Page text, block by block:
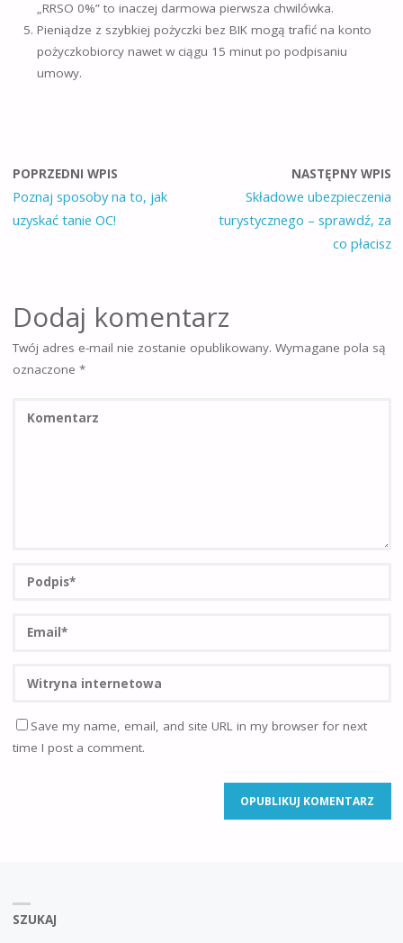
„RRSO 0%” to inaczej darmowa pierwsza chwilówka.
Pieniądze z szybkiej pożyczki bez BIK mogą trafić na konto
pożyczkobiorcy nawet w ciągu 15 minut po podpisaniu
umowy.
POPRZEDNI WPIS
Poznaj sposoby na to, jak
uzyskać tanie OC!
NASTĘPNY WPIS
Składowe ubezpieczenia
turystycznego – sprawdź, za
co płacisz
Dodaj komentarz
Twój adres e-mail nie zostanie opublikowany. Wymagane pola są
oznaczone *
Save my name, email, and site URL in my browser for next
time I post a comment.
SZUKAJ